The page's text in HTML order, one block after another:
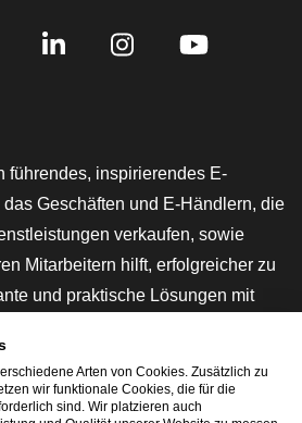
führendes, inspirierendes E-
Geschäften und E-Händlern, die
verkaufen, sowie
Mitarbeitern hilft, erfolgreicher zu
und praktische Lösungen mit
und Beratung,
und verfügen über
die Thuiswinkel e-
Arten von Cookies. Zusätzlich zu
wir funktionale Cookies, die für die
sind. Wir platzieren auch